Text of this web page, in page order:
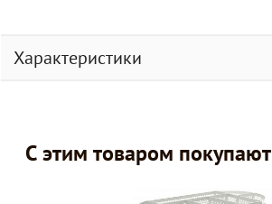
Характеристики
С этим товаром покупают